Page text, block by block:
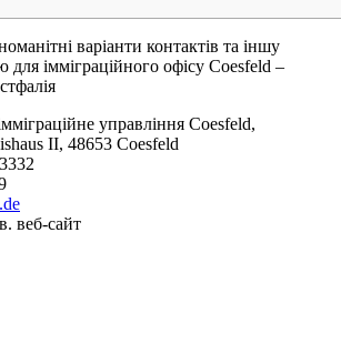
варіанти контактів та іншу
для імміграційного офісу Coesfeld –
управління Coesfeld,
II, 48653 Coesfeld
веб-сайт